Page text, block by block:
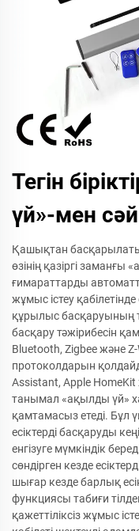
Тегін
үй»-мен
Қашықтан
өзінің қазіргі заманғы
ғимараттарды
жұмыс істеу
құрылыс басқаруының
басқару тәжірибесін
Bluetooth, Zigbee және
протоколдарын
Assistant, Apple
танымал «ақылды үй»
қамтамасыз етеді. Бұл
есіктерді басқаруды
енгізуге мүмкіндік
сөндірген кезде
шығар кезде барлық
функциясы табиғи
қажеттіліксіз жұмыс